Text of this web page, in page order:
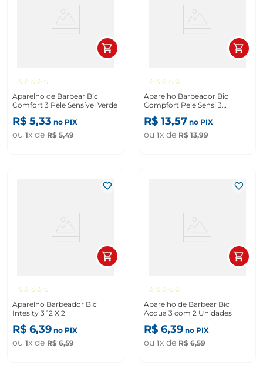
☆☆☆☆☆
Aparelho de Barbear Bic
Comfort 3 Pele Sensível Verde
R$ 5,33 no PIX
ou 1x de R$ 5,49
☆☆☆☆☆
Aparelho Barbeador Bic
Compfort Pele Sensi 3
Lâminas
R$ 13,57 no PIX
ou 1x de R$ 13,99
☆☆☆☆☆
Aparelho Barbeador Bic
Intesity 3 12 X 2
R$ 6,39 no PIX
ou 1x de R$ 6,59
☆☆☆☆☆
Aparelho de Barbear Bic
Acqua 3 com 2 Unidades
R$ 6,39 no PIX
ou 1x de R$ 6,59